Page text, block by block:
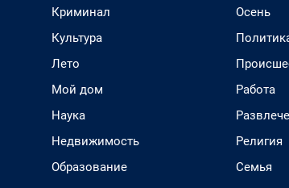
Криминал
Культура
Лето
Мой дом
Наука
Недвижимость
Образование
Осень
Работа
Религия
Семья